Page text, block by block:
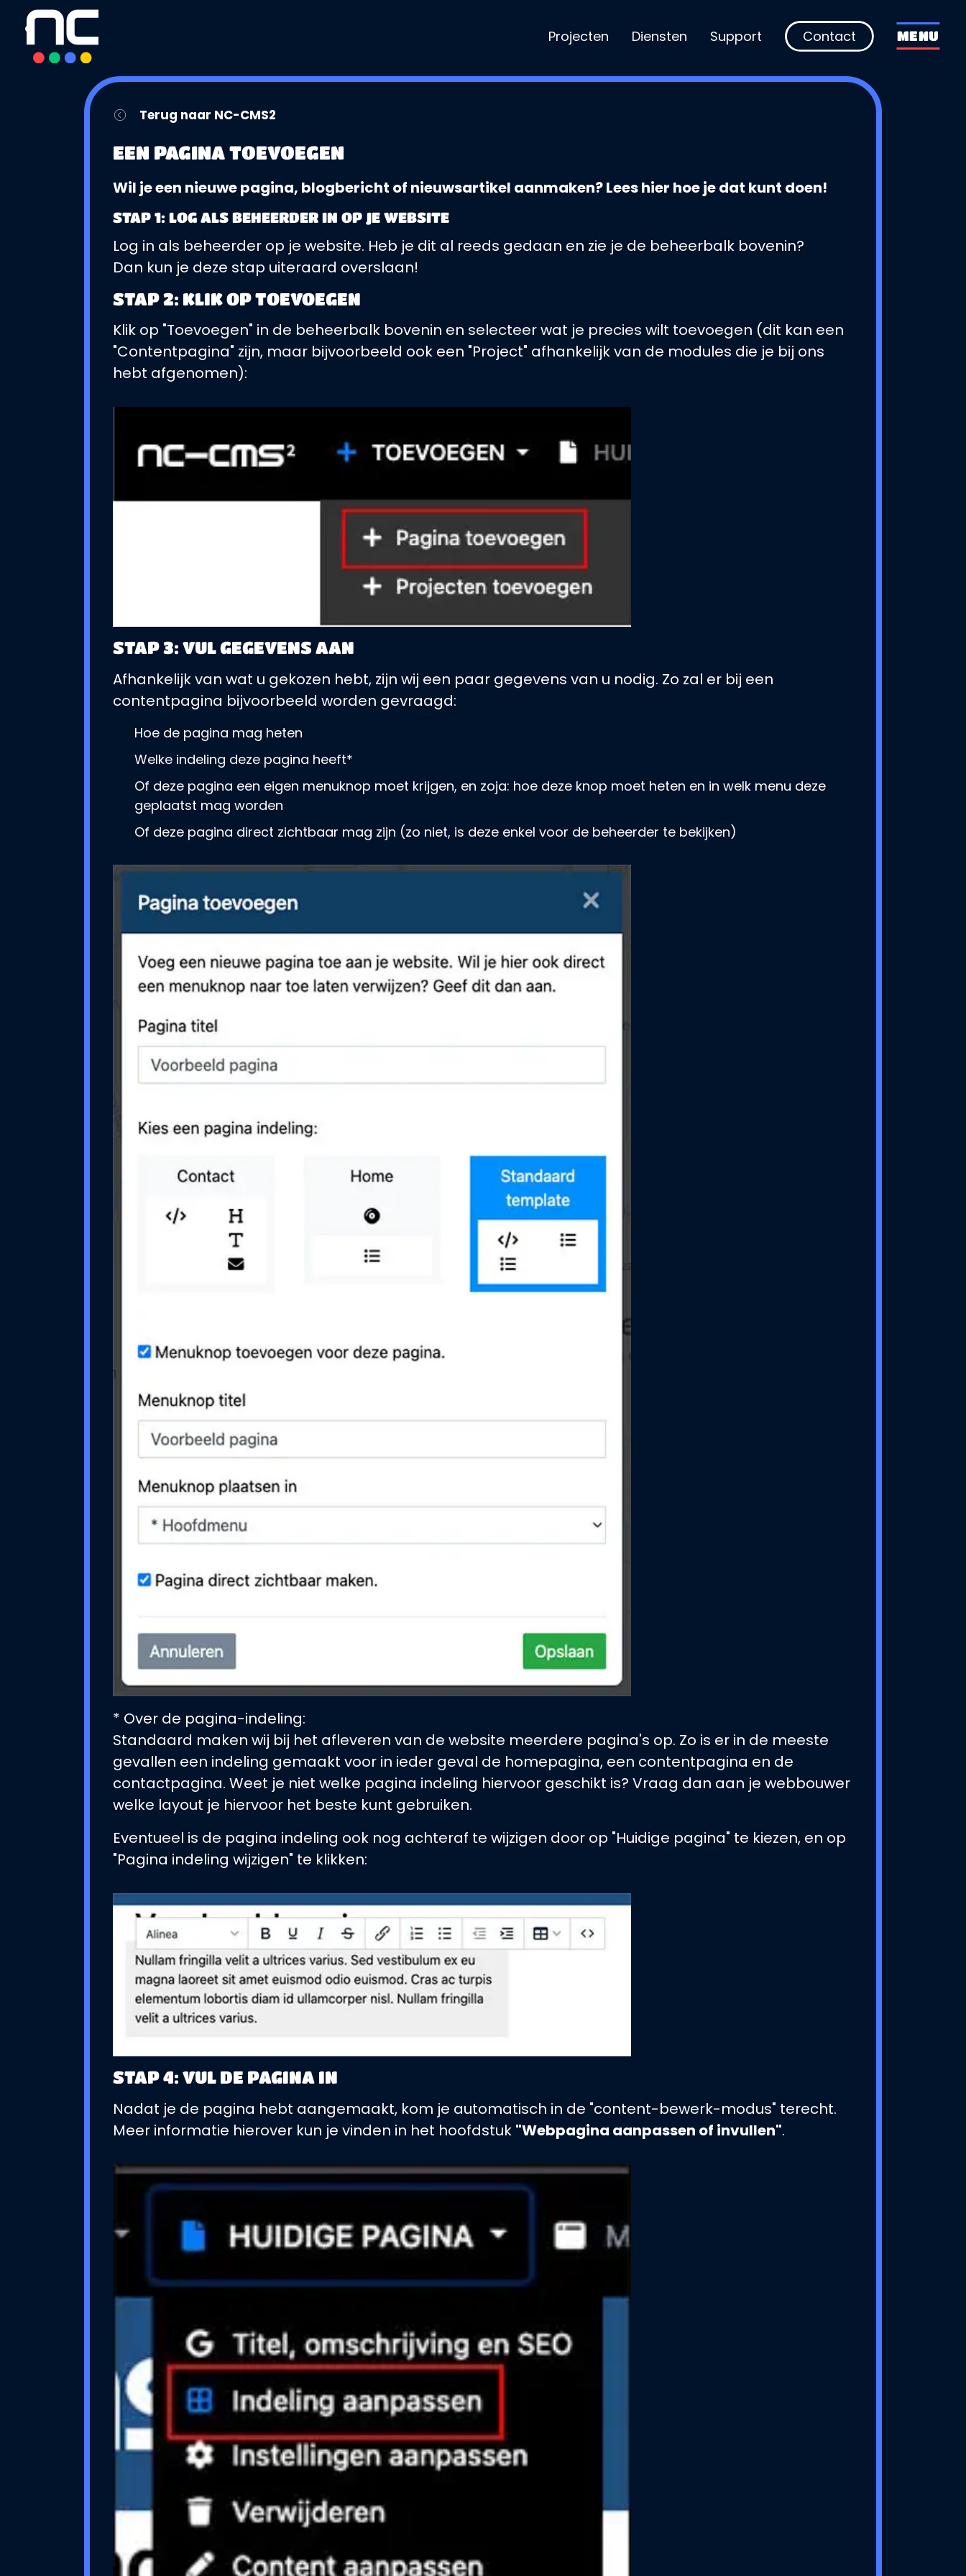
overslaan
Projecten Diensten Support Contact MENU
Terug naar NC-CMS2
EEN PAGINA TOEVOEGEN
Wil je een nieuwe pagina, blogbericht of nieuwsartikel aanmaken? Lees hier hoe je dat kunt doen!
STAP 1: LOG ALS BEHEERDER IN OP JE WEBSITE
Log in als beheerder op je website. Heb je dit al reeds gedaan en zie je de beheerbalk bovenin?
Dan kun je deze stap uiteraard overslaan!
STAP 2: KLIK OP TOEVOEGEN
Klik op "Toevoegen" in de beheerbalk bovenin en selecteer wat je precies wilt toevoegen (dit kan een
"Contentpagina" zijn, maar bijvoorbeeld ook een "Project" afhankelijk van de modules die je bij ons
hebt afgenomen):
STAP 3: VUL GEGEVENS AAN
Afhankelijk van wat u gekozen hebt, zijn wij een paar gegevens van u nodig. Zo zal er bij een
contentpagina bijvoorbeeld worden gevraagd:
Hoe de pagina mag heten
Welke indeling deze pagina heeft*
Of deze pagina een eigen menuknop moet krijgen, en zoja: hoe deze knop moet heten en in welk menu deze
geplaatst mag worden
Of deze pagina direct zichtbaar mag zijn (zo niet, is deze enkel voor de beheerder te bekijken)
* Over de pagina-indeling:
Standaard maken wij bij het afleveren van de website meerdere pagina's op. Zo is er in de meeste
gevallen een indeling gemaakt voor in ieder geval de homepagina, een contentpagina en de
contactpagina. Weet je niet welke pagina indeling hiervoor geschikt is? Vraag dan aan je webbouwer
welke layout je hiervoor het beste kunt gebruiken.
Eventueel is de pagina indeling ook nog achteraf te wijzigen door op "Huidige pagina" te kiezen, en op
"Pagina indeling wijzigen" te klikken:
STAP 4: VUL DE PAGINA IN
Nadat je de pagina hebt aangemaakt, kom je automatisch in de "content-bewerk-modus" terecht.
Meer informatie hierover kun je vinden in het hoofdstuk "Webpagina aanpassen of invullen".